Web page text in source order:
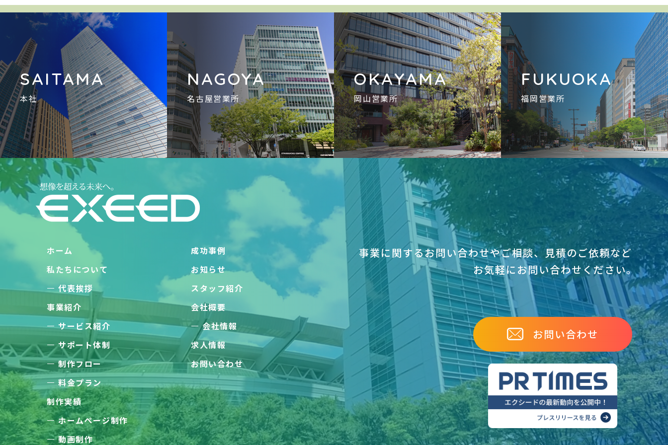
SAITAMA
本社
NAGOYA
名古屋営業所
OKAYAMA
岡山営業所
FUKUOKA
福岡営業所
ホーム
私たちについて
代表挨拶
事業紹介
サービス紹介
サポート体制
制作フロー
料金プラン
制作実績
ホームぺージ制作
動画制作
成功事例
お知らせ
スタッフ紹介
会社概要
会社情報
求人情報
お問い合わせ
事業に関するお問い合わせやご相談、見積のご依頼など
お気軽にお問い合わせください｡
お問い合わせ